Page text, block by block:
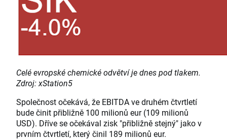
Celé evropské chemické odvětví je dnes pod tlakem.
Zdroj: xStation5
Společnost očekává, že EBITDA ve druhém čtvrtletí
bude činit přibližně 100 milionů eur (109 milionů
USD). Dříve se očekával zisk "přibližně stejný" jako v
prvním čtvrtletí, který činil 189 milionů eur.